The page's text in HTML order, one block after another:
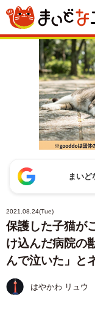
まい
2021.08.24(Tue)
保護した子猫が
け込んだ病院の
んで泣いた」と
はやかわ リュウ